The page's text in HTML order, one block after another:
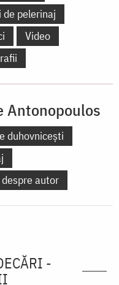
de pelerinaj
Video
Antonopoulos
duhovnicești
autor
-